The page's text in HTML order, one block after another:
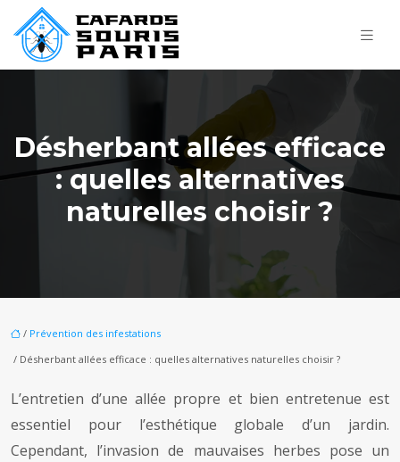
Désherbant allées efficace
: quelles alternatives
naturelles choisir ?
/ Prévention des infestations
/ Désherbant allées efficace : quelles alternatives naturelles choisir ?
L’entretien d’une allée propre et bien entretenue est
essentiel pour l’esthétique globale d’un jardin.
Cependant, l’invasion de mauvaises herbes pose un